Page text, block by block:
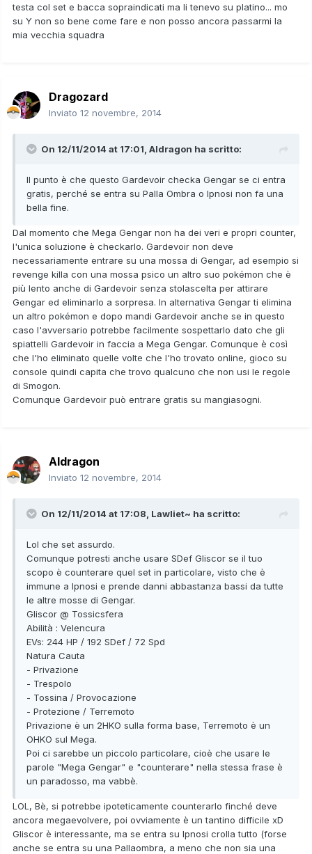
testa col set e bacca sopraindicati ma li tenevo su platino... mo
su Y non so bene come fare e non posso ancora passarmi la
mia vecchia squadra
Dragozard
Inviato 12 novembre, 2014
On 12/11/2014 at 17:01, Aldragon ha scritto:
Il punto è che questo Gardevoir checka Gengar se ci entra
gratis, perché se entra su Palla Ombra o Ipnosi non fa una
bella fine.
Dal momento che Mega Gengar non ha dei veri e propri counter,
l'unica soluzione è checkarlo. Gardevoir non deve
necessariamente entrare su una mossa di Gengar, ad esempio si
revenge killa con una mossa psico un altro suo pokémon che è
più lento anche di Gardevoir senza stolascelta per attirare
Gengar ed eliminarlo a sorpresa. In alternativa Gengar ti elimina
un altro pokémon e dopo mandi Gardevoir anche se in questo
caso l'avversario potrebbe facilmente sospettarlo dato che gli
spiattelli Gardevoir in faccia a Mega Gengar. Comunque è così
che l'ho eliminato quelle volte che l'ho trovato online, gioco su
console quindi capita che trovo qualcuno che non usi le regole
di Smogon.
Comunque Gardevoir può entrare gratis su mangiasogni.
Aldragon
Inviato 12 novembre, 2014
On 12/11/2014 at 17:08, Lawliet~ ha scritto:
Lol che set assurdo.
Comunque potresti anche usare SDef Gliscor se il tuo
scopo è counterare quel set in particolare, visto che è
immune a Ipnosi e prende danni abbastanza bassi da tutte
le altre mosse di Gengar.
Gliscor @ Tossicsfera
Abilità : Velencura
EVs: 244 HP / 192 SDef / 72 Spd
Natura Cauta
- Privazione
- Trespolo
- Tossina / Provocazione
- Protezione / Terremoto
Privazione è un 2HKO sulla forma base, Terremoto è un
OHKO sul Mega.
Poi ci sarebbe un piccolo particolare, cioè che usare le
parole "Mega Gengar" e "counterare" nella stessa frase è
un paradosso, ma vabbè.
LOL, Bè, si potrebbe ipoteticamente counterarlo finché deve
ancora megaevolvere, poi ovviamente è un tantino difficile xD
Gliscor è interessante, ma se entra su Ipnosi crolla tutto (forse
anche se entra su una Pallaombra, a meno che non sia una